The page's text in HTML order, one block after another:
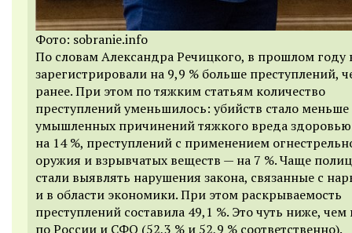
Фото: sobranie.info
По словам Александра Речицкого, в прошлом году
зарегистрировали на 9,9 % больше преступлений,
ранее. При этом по тяжким статьям количество
преступлений уменьшилось: убийств стало меньше
умышленных причинений тяжкого вреда
на 14 %, преступлений с применением
оружия и взрывчатых веществ — на 7 %. Чаще
стали выявлять нарушения закона, связанные с
и в области экономики. При этом раскрываемость
преступлений составила 49,1 %. Это чуть ниже,
по России и СФО (52,3 % и 52,9 % соответственно).